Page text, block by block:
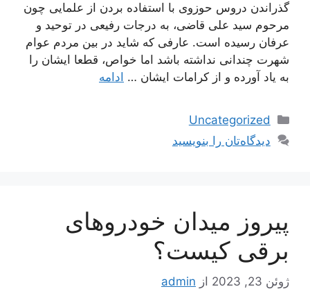
گذراندن دروس حوزوی با استفاده بردن از علمایی چون
مرحوم سید علی قاضی، به درجات رفیعی در توحید و
عرفان رسیده است. عارفی که شاید در بین مردم عوام
شهرت چندانی نداشته باشد اما خواص، قطعا ایشان را
به یاد آورده و از کرامات ایشان … ادامه
دسته‌ها
Uncategorized
دیدگاه‌تان را بنویسید
پیروز میدان خودروهای
برقی کیست؟
ژوئن 23, 2023 از admin